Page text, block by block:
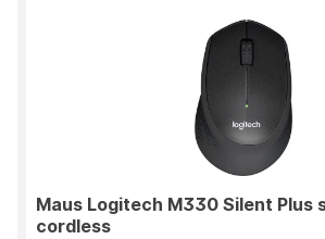
Maus Logitech M330 Silent Plus
cordless